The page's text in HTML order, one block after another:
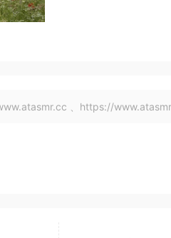
、https://